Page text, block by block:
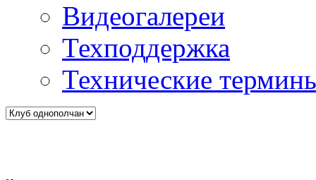
Видеогалереи
Техподдержка
Технические